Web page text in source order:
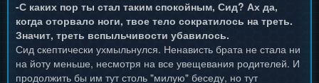
-С каких пор ты стал таким спокойным, Сид? Ах да,
когда оторвало ноги, твое тело сократилось на треть.
Значит, треть вспыльчивости убавилось.
Сид скептически ухмыльнулся. Ненависть брата не стала ни
на йоту меньше, несмотря на все увещевания родителей. И
продолжить бы им тут столь "милую" беседу, но тут